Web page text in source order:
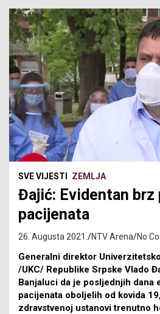
SVE VIJESTI ZEMLJA
Đajić: Evidentan brz
pacijenata
26. Augusta 2021. NTV Arena No
Generalni direktor
/UKC/ Republike Srpske Vlado
Banjaluci da je posljednjih dana
pacijenata oboljelih od kovida
zdravstvenoj ustanovi trenutno